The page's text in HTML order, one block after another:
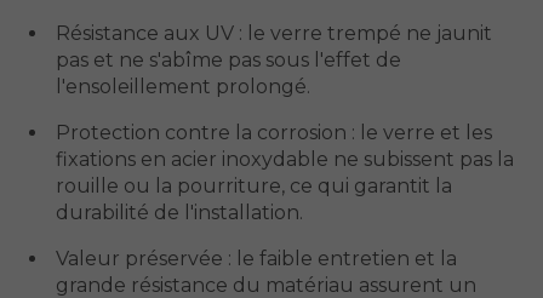
Résistance aux UV : le verre trempé ne jaunit
pas et ne s'abîme pas sous l'effet de
l'ensoleillement prolongé.
Protection contre la corrosion : le verre et les
fixations en acier inoxydable ne subissent pas la
rouille ou la pourriture, ce qui garantit la
durabilité de l'installation.
Valeur préservée : le faible entretien et la
grande résistance du matériau assurent un